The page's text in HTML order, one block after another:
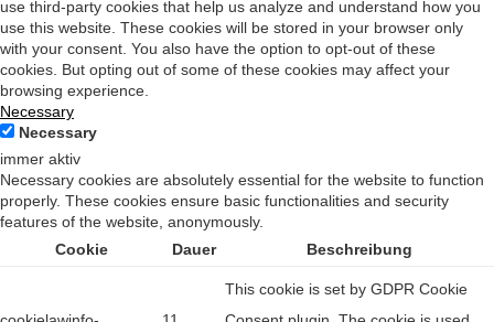
use third-party cookies that help us analyze and understand how you
use this website. These cookies will be stored in your browser only
with your consent. You also have the option to opt-out of these
cookies. But opting out of some of these cookies may affect your
browsing experience.
Necessary
Necessary
immer aktiv
Necessary cookies are absolutely essential for the website to function
properly. These cookies ensure basic functionalities and security
features of the website, anonymously.
Cookie
Dauer Beschreibung
This cookie is set by GDPR Cookie